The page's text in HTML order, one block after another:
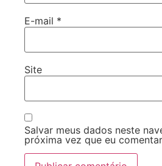
E-mail *
Site
Salvar meus dados neste
próxima vez que eu